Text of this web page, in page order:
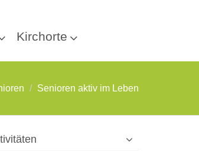
Kirchorte
Senioren aktiv im Leben